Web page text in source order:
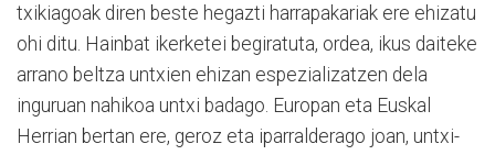
txikiagoak diren beste hegazti harrapakariak ere ehizatu
ohi ditu. Hainbat ikerketei begiratuta, ordea, ikus daiteke
arrano beltza untxien ehizan espezializatzen dela
inguruan nahikoa untxi badago. Europan eta Euskal
Herrian bertan ere, geroz eta iparralderago joan, untxi-